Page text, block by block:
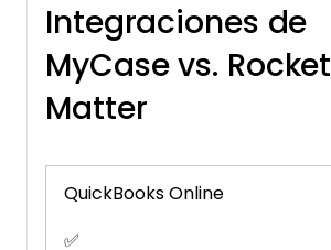
Integraciones de
MyCase vs. Rocket
Matter
QuickBooks Online
✅